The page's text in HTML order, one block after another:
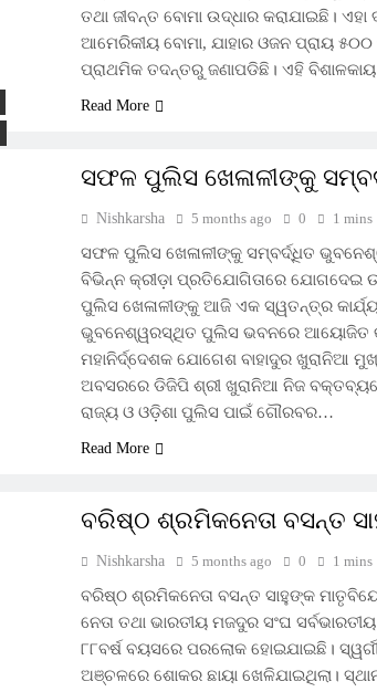
ତଥା ଜୀବନ୍ତ ବୋମା ଉଦ୍ଧାର କରାଯାଇଛି।
ଆମେରିକୀୟ ବୋମା, ଯାହାର ଓଜନ ପ୍ରାୟ
ପ୍ରାଥମିକ ତଦନ୍ତରୁ ଜଣାପଡିଛି। ଏହି
Read More
ସଫଳ ପୁଲିସ ଖେଳାଳୀଙ୍କୁ
Nishkarsha 5 months ago 0 1 mins
ସଫଳ ପୁଲିସ ଖେଳାଳୀଙ୍କୁ ସମ୍ବର୍ଦ୍ଧିତ
ବିଭିନ୍ନ କ୍ରୀଡ଼ା ପ୍ରତିଯୋଗିତାରେ ଯୋଗଦେଇ
ପୁଲିସ ଖେଳାଳୀଙ୍କୁ ଆଜି ଏକ ସ୍ୱତନ୍ତ୍ର
ଭୁବନେଶ୍ୱରସ୍ଥିତ ପୁଲିସ ଭବନରେ ଆୟୋଜିତ
ମହାନିର୍ଦ୍ଦେଶକ ଯୋଗେଶ ବାହାଦୁର ଖୁରାନିଆ
ଅବସରରେ ଡିଜିପି ଶ୍ରୀ ଖୁରାନିଆ ନିଜ
ରାଜ୍ୟ ଓ ଓଡ଼ିଶା ପୁଲିସ ପାଇଁ ଗୌରବର…
Read More
ବରିଷ୍ଠ ଶ୍ରମିକନେତା ବସନ୍ତ
Nishkarsha 5 months ago 0 1 mins
ବରିଷ୍ଠ ଶ୍ରମିକନେତା ବସନ୍ତ ସାହୁଙ୍କ
ନେତା ତଥା ଭାରତୀୟ ମଜଦୁର ସଂଘ
୮୮ବର୍ଷ ବୟସରେ ପରଲୋକ ହୋଇଯାଇଛି।
ଅଞ୍ଚଳରେ ଶୋକର ଛାୟା ଖେଳିଯାଇଥିଲା।